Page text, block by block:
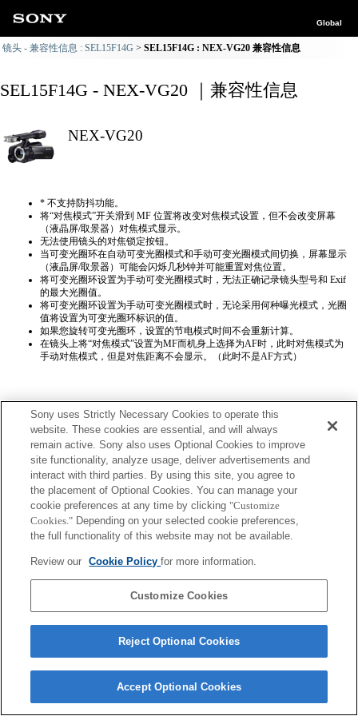
Global
镜头 - 兼容性信息 : SEL15F14G SEL15F14G : NEX-VG20 兼容性信息
SEL15F14G - NEX-VG20 ｜兼容性信息
NEX-VG20
* 不支持防抖功能。
将“对焦模式”开关滑到 MF 位置将改变对焦模式设置，但不会改变屏幕
（液晶屏/取景器）对焦模式显示。
无法使用镜头的对焦锁定按钮。
当可变光圈环在自动可变光圈模式和手动可变光圈模式间切换，屏幕显示
（液晶屏/取景器）可能会闪烁几秒钟并可能重置对焦位置。
将可变光圈环设置为手动可变光圈模式时，无法正确​​记录镜头型号和 Exif
的最大光圈值。
将可变光圈环设置为手动可变光圈模式时，无论采用何种曝光模式，光圈
值将设置为可变光圈环标识的值。
如果您旋转可变光圈环，设置的节电模式时间不会重新计算。
在镜头上将“对焦模式”设置为MF而机身上选择为AF时，此时对焦模式为
手动对焦模式，但是对焦距离不会显示。（此时不是AF方式）
Terms of Use Contact Us
Copyright 2026 Sony Corporation
Sony uses Strictly Necessary Cookies to operate this
website. These cookies are essential, and will always
remain active. Sony also uses Optional Cookies to improve
site functionality, analyze usage, deliver advertisements and
interact with third parties. By using this site, you agree to
the placement of Optional Cookies. You can manage your
cookie preferences at any time by clicking "Customize
Cookies." Depending on your selected cookie preferences,
the full functionality of this website may not be available.
Review our Cookie Policyfor more information.
Customize Cookies
Reject Optional Cookies
Accept Optional Cookies